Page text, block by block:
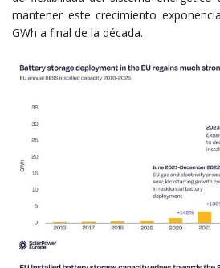
mantener este crecimiento
GWh a final de la década.